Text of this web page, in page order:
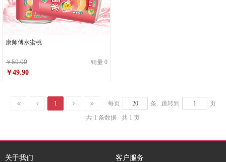
康师傅水蜜桃
￥59.00 销量 0
￥49.90
1 每页 条 跳转到
页
共 1 条数据
共 1 页
关于我们 客户服务